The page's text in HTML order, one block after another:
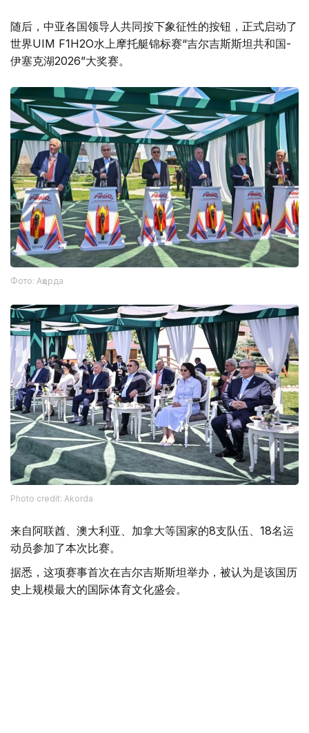
随后，中亚各国领导人共同按下象征性的按钮，正式启动了
世界UIM F1H2O水上摩托艇锦标赛“吉尔吉斯斯坦共和国-
伊塞克湖2026”大奖赛。
Фото: Ақорда
Photo credit: Akorda
来自阿联酋、澳大利亚、加拿大等国家的8支队伍、18名运
动员参加了本次比赛。
据悉，这项赛事首次在吉尔吉斯斯坦举办，被认为是该国历
史上规模最大的国际体育文化盛会。